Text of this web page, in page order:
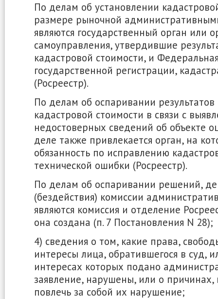
По делам об установлении
размере рыночной
являются государственный орган или
самоуправления, утвердившие
кадастровой стоимости, и
государственной регистрации,
(Росреестр).
По делам об оспаривании
кадастровой стоимости в связи с
недостоверных сведений об объекте
деле также привлекается орган, на
обязанность по исправлению
технической ошибки (Росреестр).
По делам об оспаривании решений,
(бездействия) комиссии
являются комиссия и отделение
она создана (п. 7 Постановления N 28);
4) сведения о том, какие права,
интересы лица, обратившегося в суд,
интересах которых подано
заявление, нарушены, или о причинах,
повлечь за собой их нарушение;